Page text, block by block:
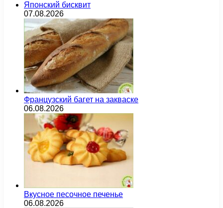
Японский бисквит
07.08.2026
Французский багет на закваске
06.08.2026
Вкусное песочное печенье
06.08.2026